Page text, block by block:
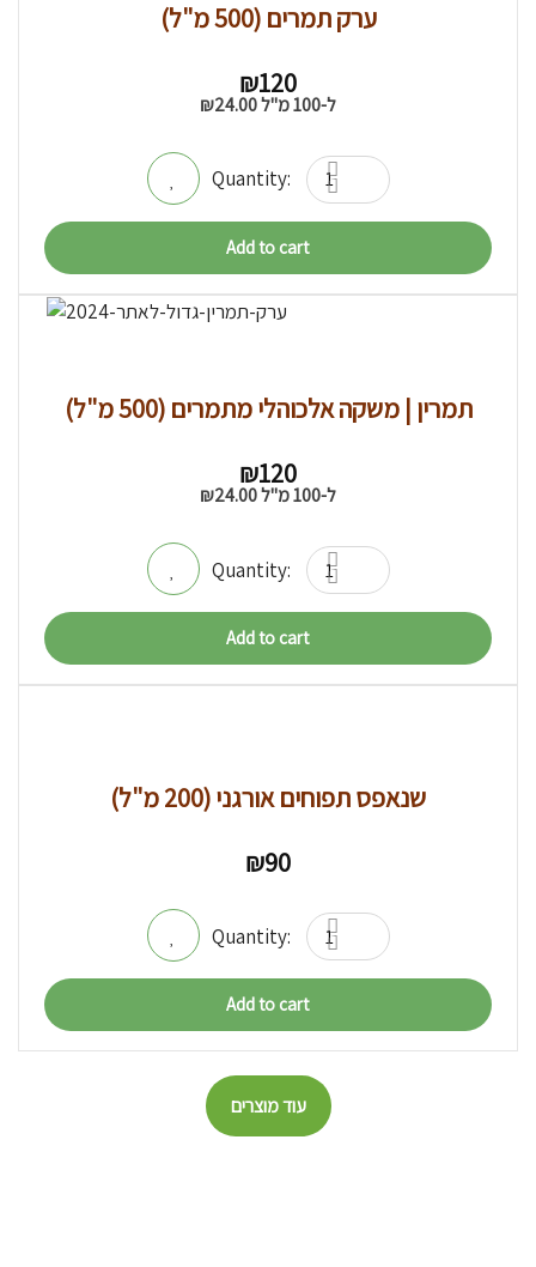
ערק תמרים (500 מ"ל)
₪120
₪24.00 ל-100 מ"ל
Add to cart
תמרין | משקה אלכוהלי מתמרים (500 מ"ל)
₪120
₪24.00 ל-100 מ"ל
Add to cart
שנאפס תפוחים אורגני (200 מ"ל)
₪90
Add to cart
עוד מוצרים